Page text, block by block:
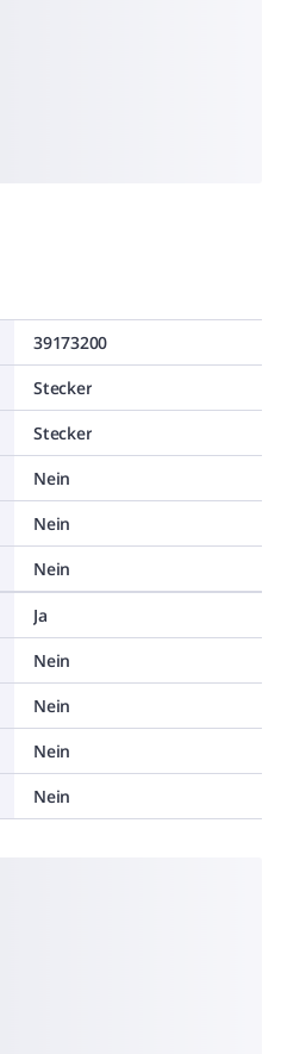
39173200
Stecker
Stecker
Nein
Nein
Nein
Ja
Nein
Nein
Nein
Nein